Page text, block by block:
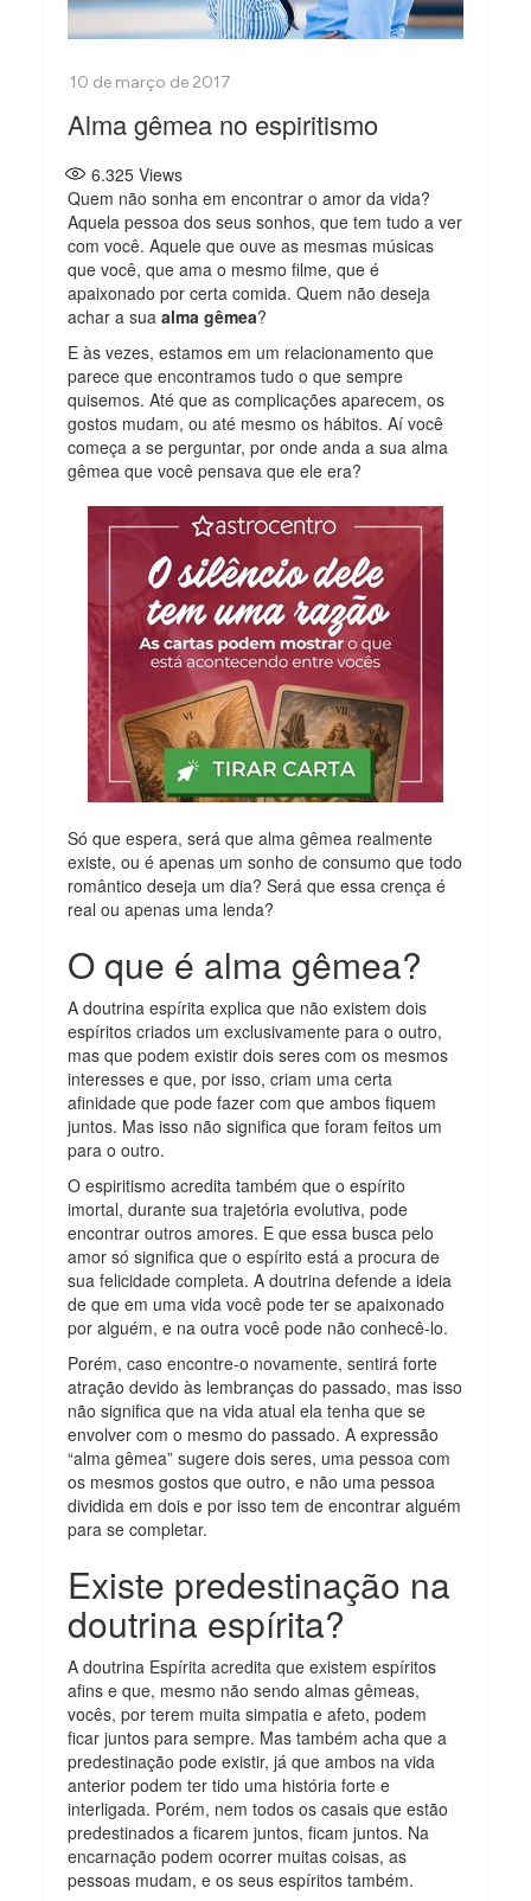
Alma gêmea no espiritismo
6.325 Views
Quem não sonha em encontrar o amor da vida?
Aquela pessoa dos seus sonhos, que tem tudo a ver
com você. Aquele que ouve as mesmas músicas
que você, que ama o mesmo filme, que é
apaixonado por certa comida. Quem não deseja
achar a sua alma gêmea?
E às vezes, estamos em um relacionamento que
parece que encontramos tudo o que sempre
quisemos. Até que as complicações aparecem, os
gostos mudam, ou até mesmo os hábitos. Aí você
começa a se perguntar, por onde anda a sua alma
gêmea que você pensava que ele era?
Só que espera, será que alma gêmea realmente
existe, ou é apenas um sonho de consumo que todo
romântico deseja um dia? Será que essa crença é
real ou apenas uma lenda?
O que é alma gêmea?
A doutrina espírita explica que não existem dois
espíritos criados um exclusivamente para o outro,
mas que podem existir dois seres com os mesmos
interesses e que, por isso, criam uma certa
afinidade que pode fazer com que ambos fiquem
juntos. Mas isso não significa que foram feitos um
para o outro.
O espiritismo acredita também que o espírito
imortal, durante sua trajetória evolutiva, pode
encontrar outros amores. E que essa busca pelo
amor só significa que o espírito está a procura de
sua felicidade completa. A doutrina defende a ideia
de que em uma vida você pode ter se apaixonado
por alguém, e na outra você pode não conhecê-lo.
Porém, caso encontre-o novamente, sentirá forte
atração devido às lembranças do passado, mas isso
não significa que na vida atual ela tenha que se
envolver com o mesmo do passado. A expressão
“alma gêmea” sugere dois seres, uma pessoa com
os mesmos gostos que outro, e não uma pessoa
dividida em dois e por isso tem de encontrar alguém
para se completar.
Existe predestinação na
doutrina espírita?
A doutrina Espírita acredita que existem espíritos
afins e que, mesmo não sendo almas gêmeas,
vocês, por terem muita simpatia e afeto, podem
ficar juntos para sempre. Mas também acha que a
predestinação pode existir, já que ambos na vida
anterior podem ter tido uma história forte e
interligada. Porém, nem todos os casais que estão
predestinados a ficarem juntos, ficam juntos. Na
encarnação podem ocorrer muitas coisas, as
pessoas mudam, e os seus espíritos também.